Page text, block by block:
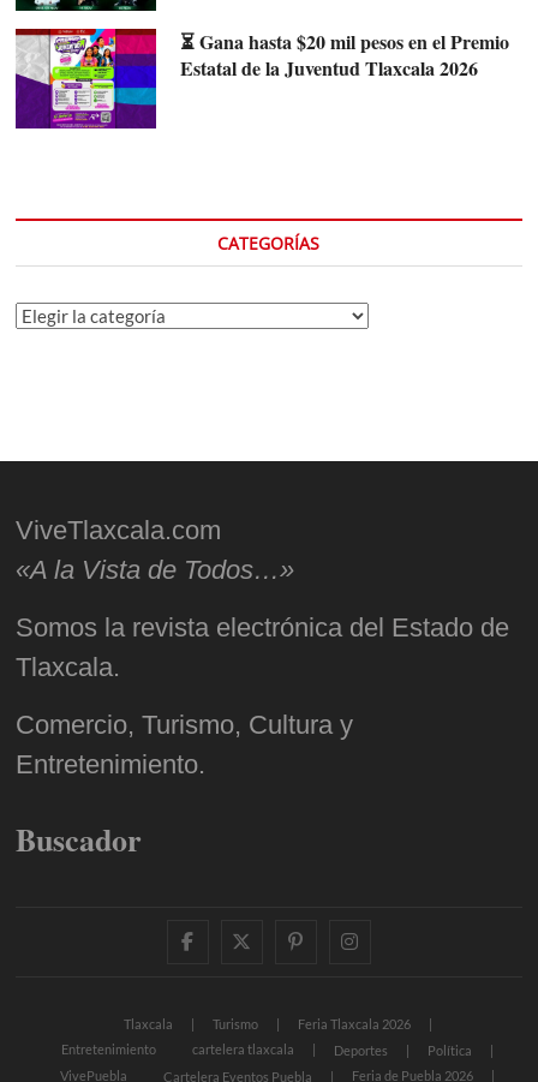
⏳ Gana hasta $20 mil pesos en el Premio
Estatal de la Juventud Tlaxcala 2026
CATEGORÍAS
Categorías
ViveTlaxcala.com
«A la Vista de Todos…»
Somos la revista electrónica del Estado de
Tlaxcala.
Comercio, Turismo, Cultura y
Entretenimiento.
Buscador
facebooktwitter
pinterestinstagram
Tlaxcala Turismo
Feria Tlaxcala 2026
Entretenimiento
cartelera tlaxcala Deportes
Política
VivePuebla
Cartelera Eventos Puebla Feria de Puebla 2026